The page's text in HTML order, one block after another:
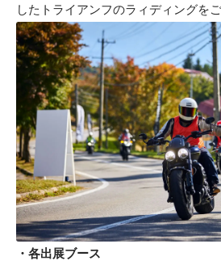
したトライアンフのラィディングを
・各出展ブース